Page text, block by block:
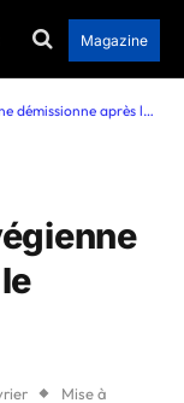
Magazine
après le scandale Epstein
Mise à